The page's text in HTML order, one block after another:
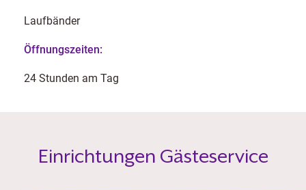
Laufbänder
Öffnungszeiten:
24 Stunden am Tag
Einrichtungen Gästeservice